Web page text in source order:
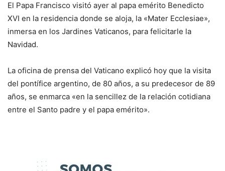
El Papa Francisco visitó ayer al papa emérito Benedicto
XVI en la residencia donde se aloja, la «Mater Ecclesiae»,
inmersa en los Jardines Vaticanos, para felicitarle la
Navidad.
La oficina de prensa del Vaticano explicó hoy que la visita
del pontífice argentino, de 80 años, a su predecesor de 89
años, se enmarca «en la sencillez de la relación cotidiana
entre el Santo padre y el papa emérito».